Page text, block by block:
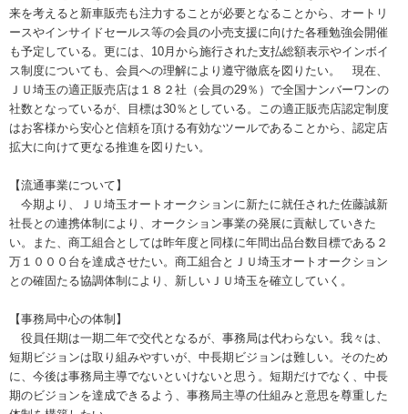
来を考えると新車販売も注力することが必要となることから、オートリ
ースやインサイドセールス等の会員の小売支援に向けた各種勉強会開催
も予定している。更には、10月から施行された支払総額表示やインボイ
ス制度についても、会員への理解により遵守徹底を図りたい。 現在、
ＪＵ埼玉の適正販売店は１８２社（会員の29％）で全国ナンバーワンの
社数となっているが、目標は30％としている。この適正販売店認定制度
はお客様から安心と信頼を頂ける有効なツールであることから、認定店
拡大に向けて更なる推進を図りたい。
【流通事業について】
今期より、ＪＵ埼玉オートオークションに新たに就任された佐藤誠新
社長との連携体制により、オークション事業の発展に貢献していきた
い。また、商工組合としては昨年度と同様に年間出品台数目標である２
万１０００台を達成させたい。商工組合とＪＵ埼玉オートオークション
との確固たる協調体制により、新しいＪＵ埼玉を確立していく。
【事務局中心の体制】
役員任期は一期二年で交代となるが、事務局は代わらない。我々は、
短期ビジョンは取り組みやすいが、中長期ビジョンは難しい。そのため
に、今後は事務局主導でないといけないと思う。短期だけでなく、中長
期のビジョンを達成できるよう、事務局主導の仕組みと意思を尊重した